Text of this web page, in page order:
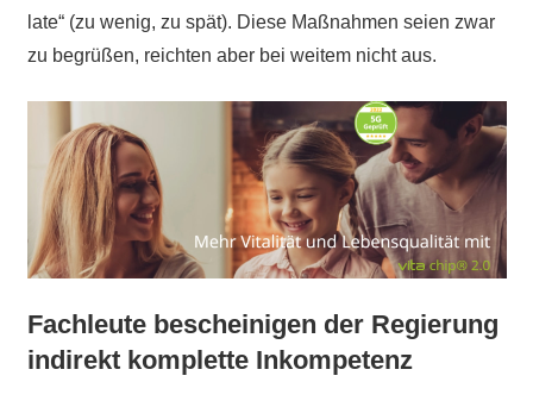
late“ (zu wenig, zu spät). Diese Maßnahmen seien zwar
zu begrüßen, reichten aber bei weitem nicht aus.
Fachleute bescheinigen der Regierung
indirekt komplette Inkompetenz